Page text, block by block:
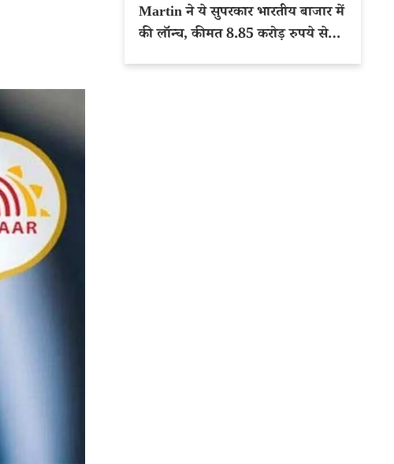
Martin ने ये सुपरकार भारतीय बाजार में
की लॉन्च, कीमत 8.85 करोड़ रुपये से